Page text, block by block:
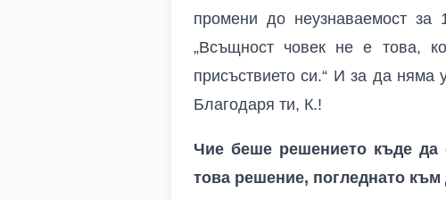
промени до неузнаваемост за
„Всъщност човек не е това,
присъствието си.“ И за да
Благодаря ти, К.!
Чие беше решението къде да
това решение, погледнато